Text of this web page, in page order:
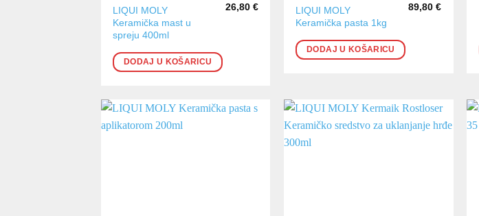
LIQUI MOLY
Keramička mast u
spreju 400ml
26,80€
DODAJ U KOŠARICU
LIQUI MOLY
Keramička pasta 1kg
89,80€
DODAJ U KOŠARICU